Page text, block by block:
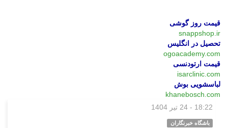
قیمت روز گوشی
snappshop.ir
تحصیل در انگلیس
ogoacademy.com
قیمت ارتودنسی
isarclinic.com
لباسشویی بوش
khanebosch.com
18:22 - 24 تیر 1404
باشگاه خبرنگاران